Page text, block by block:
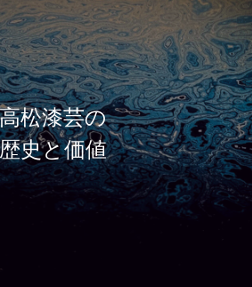
松漆芸の
史と価値